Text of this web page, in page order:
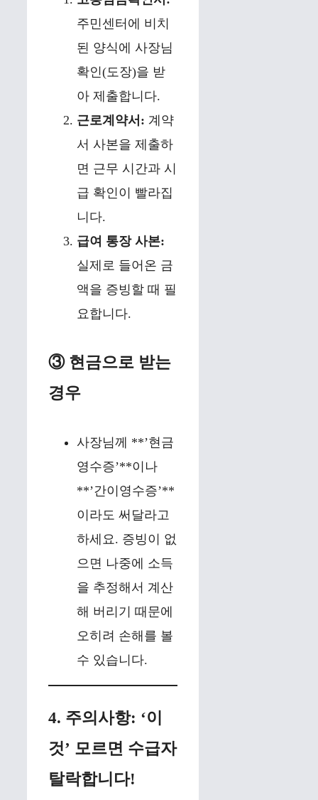
주민센터에 비치
된 양식에 사장님
확인(도장)을 받
아 제출합니다.
근로계약서: 계약
서 사본을 제출하
면 근무 시간과 시
급 확인이 빨라집
니다.
급여 통장 사본:
실제로 들어온 금
액을 증빙할 때 필
요합니다.
③ 현금으로 받는
경우
사장님께 **’현금
영수증’**이나
**’간이영수증’**
이라도 써달라고
하세요. 증빙이 없
으면 나중에 소득
을 추정해서 계산
해 버리기 때문에
오히려 손해를 볼
수 있습니다.
4. 주의사항: ‘이
것’ 모르면 수급자
탈락합니다!